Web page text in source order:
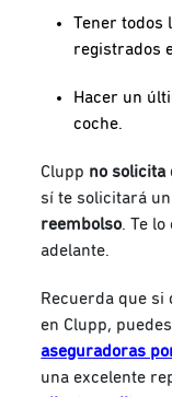
Tener todos
registrados
Hacer un
coche.
Clupp no solicita
sí te solicitará
reembolso. Te
adelante.
Recuerda que si
en Clupp,
aseguradoras
una excelente